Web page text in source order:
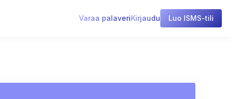
Varaa palaveriKirjaudu Luo ISMS-tili